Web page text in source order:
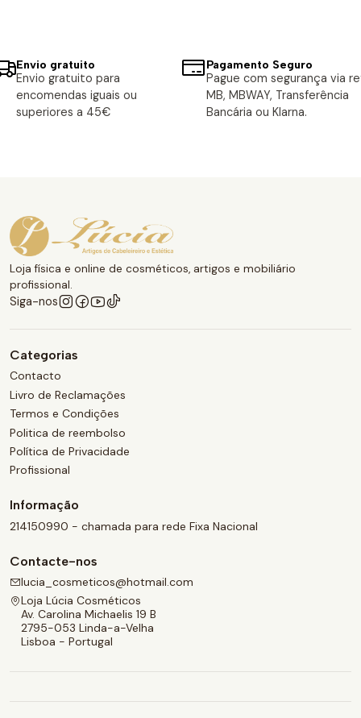
Envio gratuito
Envio gratuito para
encomendas iguais ou
superiores a 45€
Pagamento Seguro
Pague com segurança via
MB, MBWAY, Transferência
Bancária ou Klarna.
Loja física e online de cosméticos, artigos e mobiliário
profissional.
Siga-nos
Categorias
Contacto
Livro de Reclamações
Termos e Condições
Politica de reembolso
Política de Privacidade
Profissional
Informação
214150990 - chamada para rede Fixa Nacional
Contacte-nos
lucia_cosmeticos@hotmail.com
Loja Lúcia Cosméticos
Av. Carolina Michaelis 19 B
2795-053 Linda-a-Velha
Lisboa - Portugal